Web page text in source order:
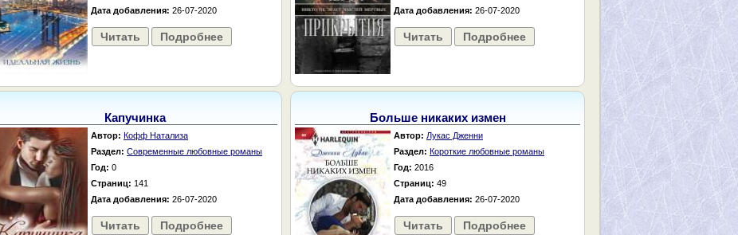
Дата добавления: 26-07-2020
Читать Подробнее
Дата добавления: 26-07-2020
Читать Подробнее
Капучинка
Автор: Кофф Натализа
Раздел: Современные любовные романы
Год: 0
Страниц: 141
Дата добавления: 26-07-2020
Читать Подробнее
Больше никаких измен
Автор: Лукас Дженни
Раздел: Короткие любовные романы
Год: 2016
Страниц: 49
Дата добавления: 26-07-2020
Читать Подробнее